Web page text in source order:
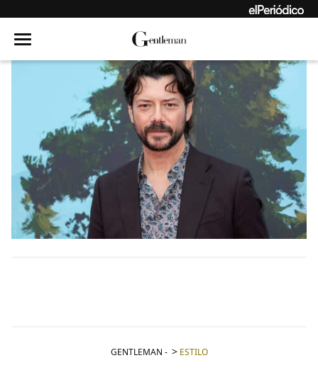
GENTLEMAN - ESTILO